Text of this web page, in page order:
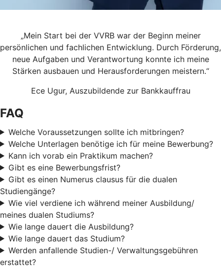
„Mein Start bei der VVRB war der Beginn meiner
persönlichen und fachlichen Entwicklung. Durch Förderung,
neue Aufgaben und Verantwortung konnte ich meine
Stärken ausbauen und Herausforderungen meistern.“
Ece Ugur, Auszubildende zur Bankkauffrau
FAQ
Welche Voraussetzungen sollte ich mitbringen?
Welche Unterlagen benötige ich für meine Bewerbung?
Kann ich vorab ein Praktikum machen?
Gibt es eine Bewerbungsfrist?
Gibt es einen Numerus clausus für die dualen
Studiengänge?
Wie viel verdiene ich während meiner Ausbildung/
meines dualen Studiums?
Wie lange dauert die Ausbildung?
Wie lange dauert das Studium?
Werden anfallende Studien-/ Verwaltungsgebühren
erstattet?